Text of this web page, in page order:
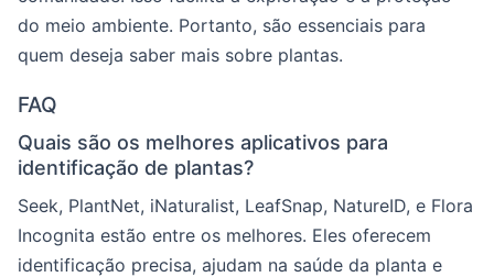
do meio ambiente. Portanto, são essenciais para
quem deseja saber mais sobre plantas.
FAQ
Quais são os melhores aplicativos para
identificação de plantas?
Seek, PlantNet, iNaturalist, LeafSnap, NatureID, e Flora
Incognita estão entre os melhores. Eles oferecem
identificação precisa, ajudam na saúde da planta e